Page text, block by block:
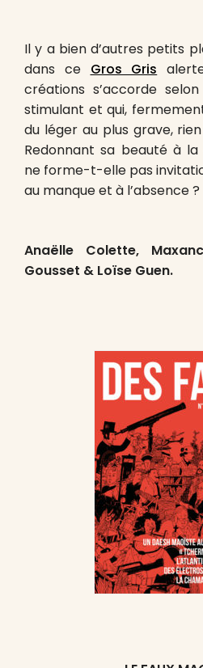
Il y a bien d’autres petits
dans ce Gros Gris
créations s’accorde
stimulant et qui,
du léger au plus grave,
Redonnant sa beauté à la
ne forme-t-elle pas
au manque et à l’absence ?
Anaëlle Colette,
Gousset & Loïse Guen.